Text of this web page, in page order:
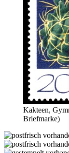
Kakteen,
Briefmarke)